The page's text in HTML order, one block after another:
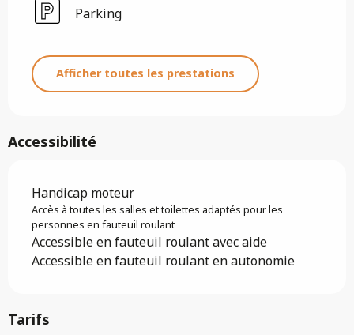
Parking
Afficher toutes les prestations
Accessibilité
Handicap moteur
Accès à toutes les salles et toilettes adaptés pour les
personnes en fauteuil roulant
Accessible en fauteuil roulant avec aide
Accessible en fauteuil roulant en autonomie
Tarifs